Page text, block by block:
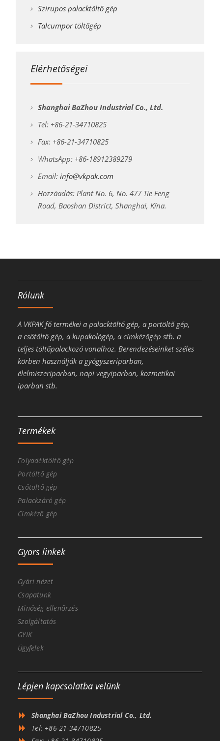
Szirupos palacktöltő gép
Talcumpor töltőgép
Elérhetőségei
Shanghai BaZhou Industrial Co., Ltd.
Tel: +86-21-34710825
Fax: +86-21-34710825
WhatsApp: +86-18912389279
Email: info@vkpak.com
Hozzáadás: Plant No. 6, No. 477 Tie Feng
Road, Baoshan District, Shanghai, Kína.
Rólunk
A VKPAK fő termékei a palacktöltő gép, a portöltő gép,
a csőtöltő gép, a kupakológép, a címkézőgép stb. a
teljes töltőpalackozó vonalhoz. Berendezéseinket széles
körben használják a gyógyszeriparban,
élelmiszeriparban, napi vegyiparban, kozmetikai
iparban stb.
Termékek
Folyadéktöltő gép
Portöltő gép
Csőtöltő gép
Palackzáró gép
Címkéző gép
Gyors linkek
Gyári nézet
Csapatunk
Minőség ellenőrzés
Szolgáltatás
GYIK
Ügyfelek
Lépjen kapcsolatba velünk
Shanghai BaZhou Industrial Co., Ltd.
Tel: +86-21-34710825